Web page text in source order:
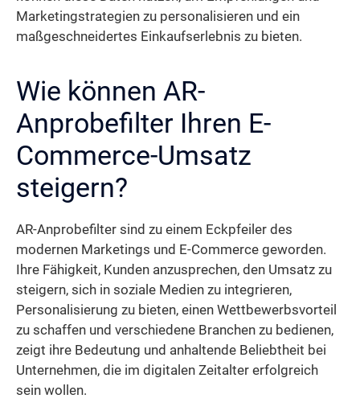
Marketingstrategien zu personalisieren und ein
maßgeschneidertes Einkaufserlebnis zu bieten.
Wie können AR-
Anprobefilter Ihren E-
Commerce-Umsatz
steigern?
AR-Anprobefilter sind zu einem Eckpfeiler des
modernen Marketings und E-Commerce geworden.
Ihre Fähigkeit, Kunden anzusprechen, den Umsatz zu
steigern, sich in soziale Medien zu integrieren,
Personalisierung zu bieten, einen Wettbewerbsvorteil
zu schaffen und verschiedene Branchen zu bedienen,
zeigt ihre Bedeutung und anhaltende Beliebtheit bei
Unternehmen, die im digitalen Zeitalter erfolgreich
sein wollen.